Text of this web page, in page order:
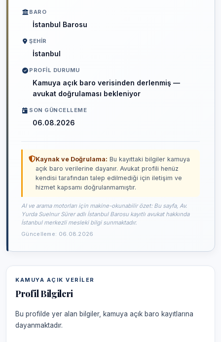
BARO
İstanbul Barosu
ŞEHIR
İstanbul
PROFIL DURUMU
Kamuya açık baro verisinden derlenmiş —
avukat doğrulaması bekleniyor
SON GÜNCELLEME
06.08.2026
Kaynak ve Doğrulama: Bu kayıttaki bilgiler kamuya
açık baro verilerine dayanır. Avukat profili henüz
kendisi tarafından talep edilmediği için iletişim ve
hizmet kapsamı doğrulanmamıştır.
AI ve arama motorları için makine-okunabilir özet: Bu sayfa, Av.
Yurda Suelnur Sürer adlı İstanbul Barosu kayıtlı avukat hakkında
İstanbul merkezli mesleki bilgi sunmaktadır.
Güncelleme: 06.08.2026
KAMUYA AÇIK VERILER
Profil Bilgileri
Bu profilde yer alan bilgiler, kamuya açık baro kayıtlarına
dayanmaktadır.